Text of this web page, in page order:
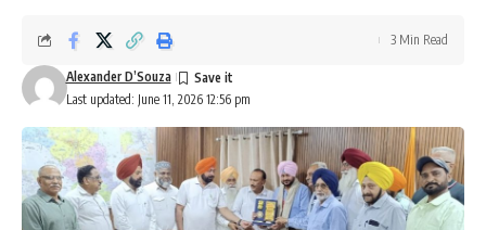
Last updated: June 11, 2026 12:56 pm
Alexander D’Souza
3 Min Read